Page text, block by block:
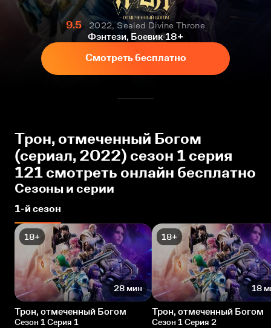
9.5
2022, Sealed Divine Throne
Фэнтези, Боевик 18+
Смотреть бесплатно
Трон, отмеченный Богом
(сериал, 2022) сезон 1 серия
121 смотреть онлайн бесплатно
Сезоны и серии
1-й сезон
18+
28 мин
Трон, отмеченный Богом
Сезон 1 Серия 1
18+
18
Трон, отмеченный Богом
Сезон 1 Серия 2